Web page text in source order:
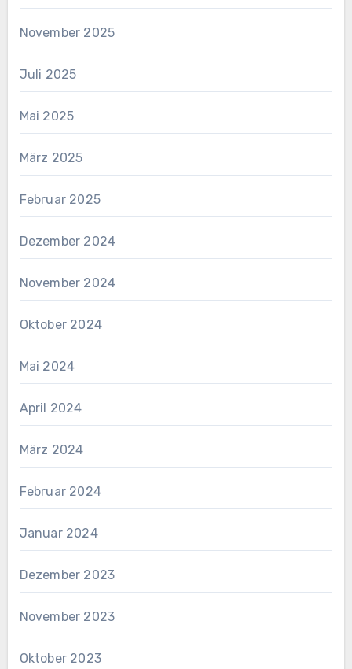
November 2025
Juli 2025
Mai 2025
März 2025
Februar 2025
Dezember 2024
November 2024
Oktober 2024
Mai 2024
April 2024
März 2024
Februar 2024
Januar 2024
Dezember 2023
November 2023
Oktober 2023